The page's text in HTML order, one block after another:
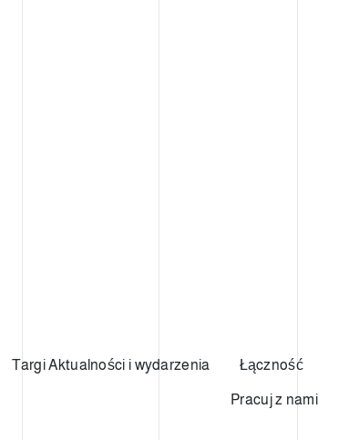
Targi Aktualności i wydarzenia Łączność
Pracuj z nami